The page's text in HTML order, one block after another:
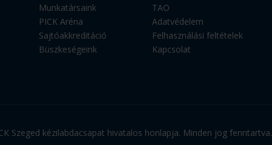
Munkatársaink
PICK Aréna
Sajtóakkreditáció
Büszkeségeink
TAO
Adatvédelem
Felhasználási feltételek
Kapcsolat
Szeged kézilabdacsapat hivatalos honlapja. Minden jog fenntartva.